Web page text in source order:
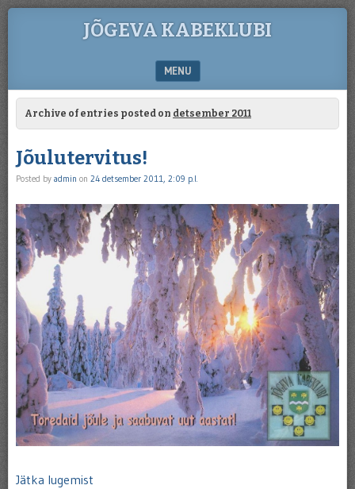
JÕGEVA KABEKLUBI
MENU
SKIP TO CONTENT
Archive of entries posted on detsember 2011
Jõulutervitus!
Posted by admin on 24 detsember 2011, 2:09 p.l.
Jätka lugemist